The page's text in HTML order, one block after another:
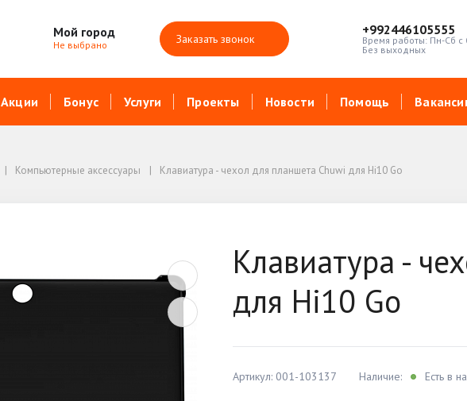
Мой город
Не выбрано Заказать звонок
+992446105555
Время работы: Пн-Сб с
Без выходных
Акции Бонус Услуги Проекты Новости Помощь
Компьютерные аксессуары Клавиатура - чехол для планшета Chuwi для Hi10 Go
Клавиатура -
для Hi10 Go
Артикул: 001-103137 Наличие: Есть в